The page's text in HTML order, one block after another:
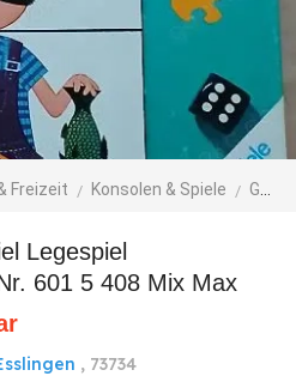
Freizeit Konsolen & Spiele Gesellschaftsspiele
601 5 408 Mix Max
, 73734